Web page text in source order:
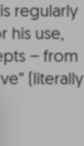
regularly
his use,
– from
(literally